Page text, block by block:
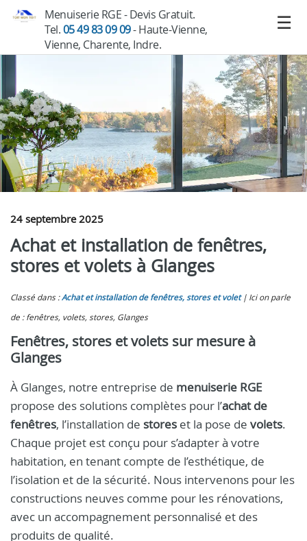
Menuiserie RGE - Devis Gratuit.
Tel.05 49 83 09 09- Haute-Vienne,
Vienne, Charente, Indre.
24 septembre 2025
Achat et installation de fenêtres,
stores et volets à Glanges
Classé dans :Achat et installation de fenêtres, stores et volet
Ici on parle
de : fenêtres, volets, stores, Glanges
Fenêtres, stores et volets sur mesure à
Glanges
À Glanges, notre entreprise de menuiserie RGE
propose des solutions complètes pour l’achat de
fenêtres, l’installation de stores et la pose de volets.
Chaque projet est conçu pour s’adapter à votre
habitation, en tenant compte de l’esthétique, de
l’isolation et de la sécurité. Nous intervenons pour les
constructions neuves comme pour les rénovations,
avec un accompagnement personnalisé et des
produits de qualité.